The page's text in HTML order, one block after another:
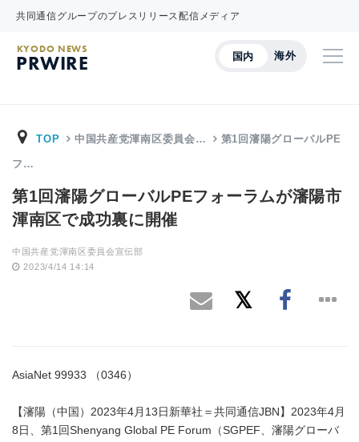
共同通信グループのプレスリリース配信メディア
国内 海外
KYODO NEWS
PRWIRE
TOP 中国共産党渾南区委員会… 第1回瀋陽グローバルPE
フ…
第1回瀋陽グローバルPEフォーラムが瀋陽市
渾南区で成功裏に開催
中国共産党渾南区委員会宣伝部
2023/4/14 14:14
AsiaNet 99933 （0346）
【瀋陽（中国）2023年4月13日新華社＝共同通信JBN】2023年4月
8日、第1回Shenyang Global PE Forum（SGPEF、瀋陽グローバ